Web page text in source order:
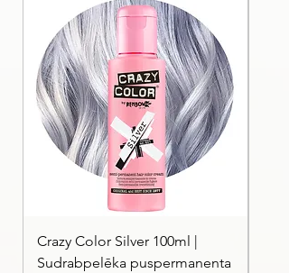
Crazy Color Silver 100ml |
Sudrabpelēka puspermanenta